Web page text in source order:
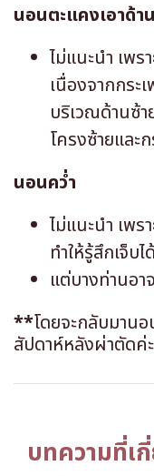
นอนตะแคงเอาด้า
ไม่แนะนำ เพร
เนื่องจากกระ
บริเวณด้านซ้
โครงซ้ายและ
นอนคว่ำ
ไม่แนะนำ เพ
ทำให้รู้สึกเจ็บได้
แต่บางท่านอา
**โดยจะกลับมาน
สัปดาห์หลังผ่าตัดค่ะ
บทความที่เ